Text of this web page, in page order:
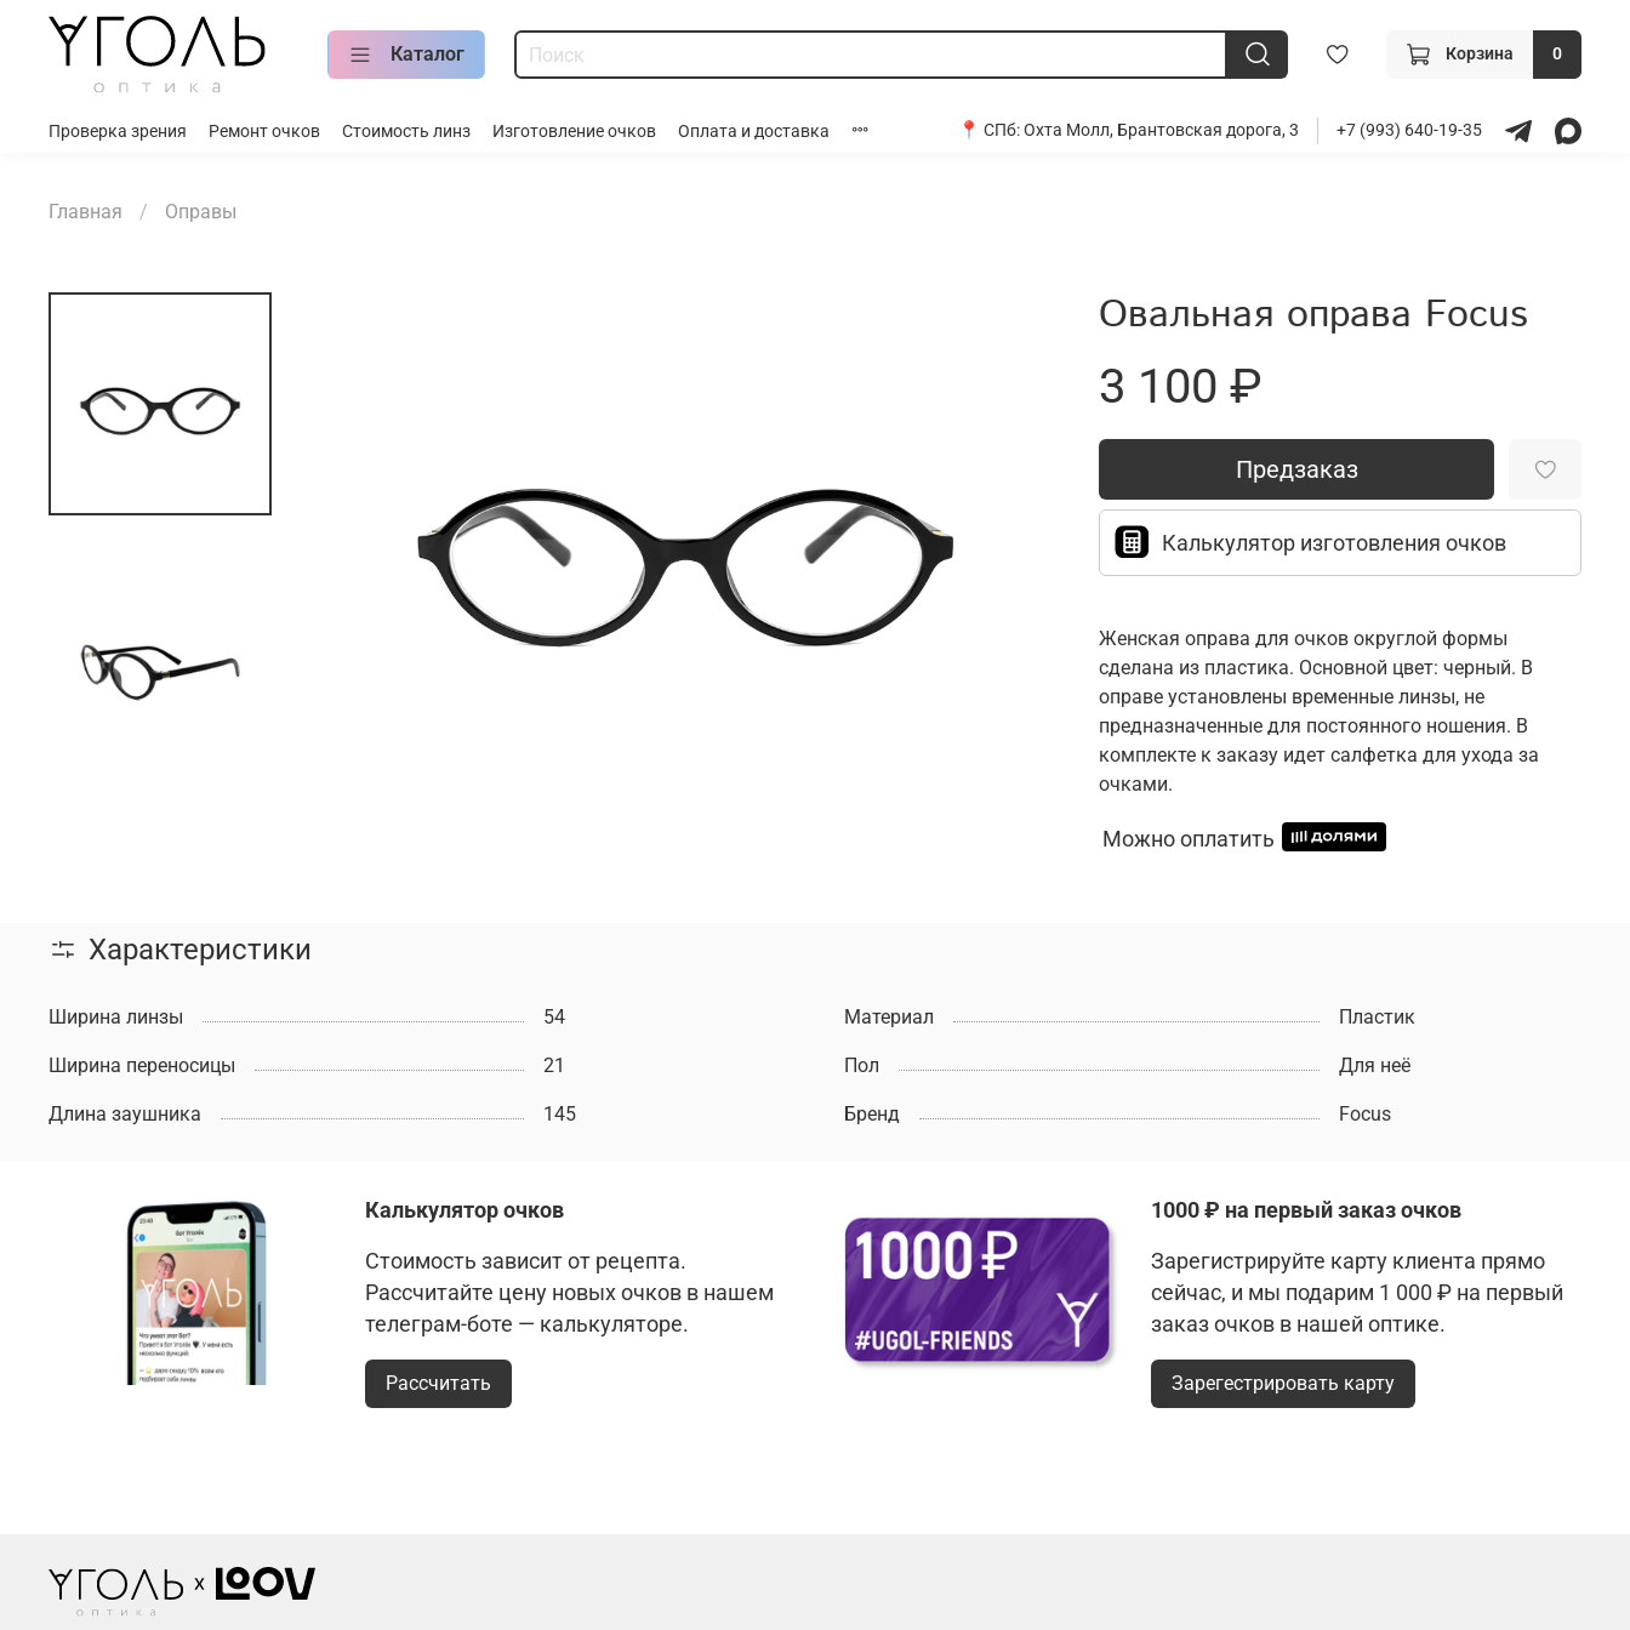
Каталог Корзина 0
Проверка зрения Ремонт очков Стоимость линз Изготовление очков Оплата и доставка 📍 СПб:Охта Молл, Брантовская дорога, 3 +7 (993) 640-19-35
Главная Оправы
Овальная оправа Focus
3 100 ₽
Предзаказ
Калькулятор изготовления очков
Женская оправа для очков округлой формы
сделана из пластика. Основной цвет: черный. В
оправе установлены временные линзы, не
предназначенные для постоянного ношения. В
комплекте к заказу идет салфетка для ухода за
очками.
Можно оплатить
Характеристики
Ширина линзы 54 Материал Пластик
Ширина переносицы 21 Пол Для неё
Длина заушника 145 Бренд Focus
Калькулятор очков
Стоимость зависит от рецепта.
Рассчитайте цену новых очков в нашем
телеграм-боте — калькуляторе.
Рассчитать
1000 ₽ на первый заказ очков
Зарегистрируйте карту клиента прямо
сейчас, и мы подарим 1 000 ₽ на первый
заказ очков в нашей оптике.
Зарегестрировать карту